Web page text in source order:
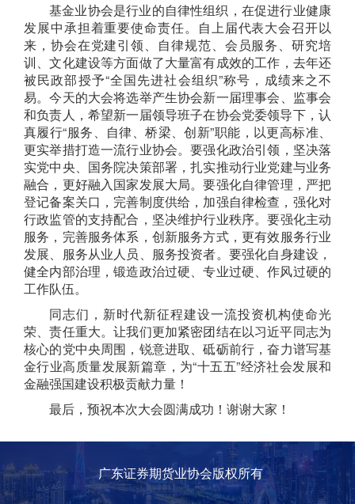
基金业协会是行业的自律性组织，在促进行业健康
发展中承担着重要使命责任。 自上届代表大会召开以
来，协会在党建引领、自律规范、会员服务、研究培
训、文化建设等方面做了大量富有成效的工作，去年还
被民政部授予“全国先进社会组织”称号 ， 成绩来之不
易。今天的大会将选举产生协会新一届理事会、监事会
和负责人， 希望新一届领导班子在协会党委领导下，认
真履行“服务、自律、桥梁、创新”职能 ，以更高标准、
更实举措打造一流行业协会。要强化政治引领， 坚决落
实党中央、 国务院决策部署，扎实推动行业党建与业务
融合，更好融入国家发展大局。要强化自律管理， 严把
登记备案关口，完善制度供给，加强自律检查，强化对
行政监管的支持配合，坚决维护行业秩序。要强化主动
服务 ， 完善服务体系，创新服务方式，更有效服务行业
发展、服务从业人员、服务投资者。 要强化自身建设 ，
健全内部治理，锻造政治过硬、专业过硬、作风过硬的
工作队伍。
同志们， 新时代新征程建设一流投资机构使命光
荣、责任重大。让我们更加紧密团结在以习近平同志为
核心的党中央周围，锐意进取、砥砺前行，奋力谱写基
金行业高质量发展新篇章， 为“十五五”经济社会发展和
金融强国建设积极贡献力量 ！
最后， 预祝本次大会圆满成功！ 谢谢大家！
广东证券期货业协会版权所有